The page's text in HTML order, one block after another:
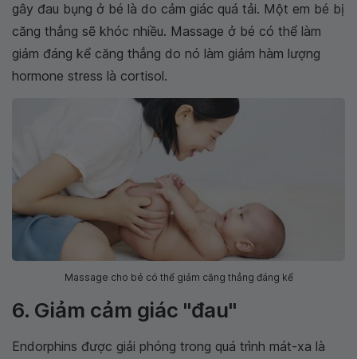
gây đau bụng ở bé là do cảm giác quá tải. Một em bé bị
căng thẳng sẽ khóc nhiều. Massage ở bé có thể làm
giảm đáng kể căng thẳng do nó làm giảm hàm lượng
hormone stress là cortisol.
Massage cho bé có thể giảm căng thẳng đáng kể
6. Giảm cảm giác ''đau''
Endorphins được giải phóng trong quá trình mát-xa là